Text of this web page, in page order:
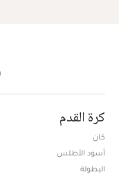
كرة القدم
كان
أسود الأطلس
البطولة